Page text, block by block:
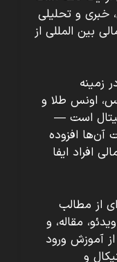
خبری و تحلیلی
بین المللی از
زمینه
اونس طلا و
است —
آن‌ها افزوده
افراد ایفا
از مطالب
مقاله، و
آموزش ورود
و